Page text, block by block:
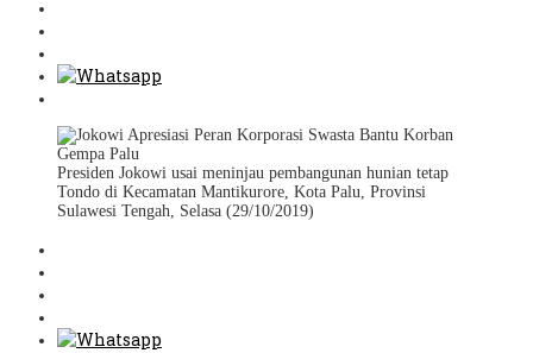
Presiden Jokowi usai meninjau pembangunan hunian tetap
Tondo di Kecamatan Mantikurore, Kota Palu, Provinsi
Sulawesi Tengah, Selasa (29/10/2019)